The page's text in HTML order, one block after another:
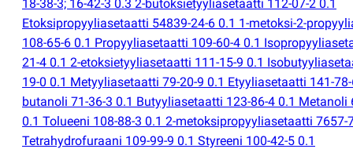
18-38-3; 16-42-3 0.3 2-butoksietyyliasetaatti 112-07-2 0.1
Etoksipropyyliasetaatti 54839-24-6 0.1 1-metoksi-2-
108-65-6 0.1 Propyyliasetaatti 109-60-4 0.1
21-4 0.1 2-etoksietyyliasetaatti 111-15-9 0.1
19-0 0.1 Metyyliasetaatti 79-20-9 0.1 Etyyliasetaatti 141-
butanoli 71-36-3 0.1 Butyyliasetaatti 123-86-4 0.1 Metanoli
0.1 Tolueeni 108-88-3 0.1 2-metoksipropyyliasetaatti 7657-
Tetrahydrofuraani 109-99-9 0.1 Styreeni 100-42-5 0.1